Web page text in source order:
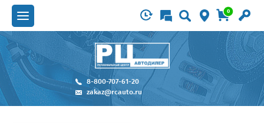
0
8-800-707-61-20
zakaz@rcauto.ru